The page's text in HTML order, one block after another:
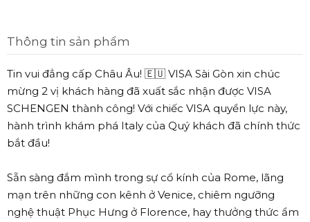
Thông tin sản phẩm
Tin vui đẳng cấp Châu Âu! 🇪🇺 VISA Sài Gòn xin chúc
mừng 2 vị khách hàng đã xuất sắc nhận được VISA
SCHENGEN thành công! Với chiếc VISA quyền lực này,
hành trình khám phá Italy của Quý khách đã chính thức
bắt đầu!
Sẵn sàng đắm mình trong sự cổ kính của Rome, lãng
mạn trên những con kênh ở Venice, chiêm ngưỡng
nghệ thuật Phục Hưng ở Florence, hay thưởng thức ẩm